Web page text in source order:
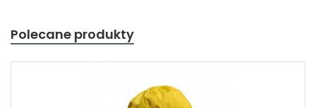
Polecane produkty